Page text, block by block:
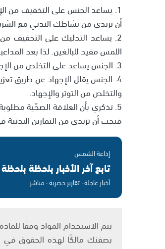
1. يساعد الجنس على التخفيف من
أن تزيدي من نشاطك البدني مع
2. يساعد التدليك على التخفيف
اللمس مفيد للبالغين. لذا بعد
3. الجنس يساعد على التخلص من الإجهاد عن طريق إطلاق الهرمونات الباعثة على الارتياح.
4. الجنس يقلل الإجهاد عن طريق
والتخلص من التوتر والإجهاد.
5. تذكري بأن العلاقة الصحّية
فيجب أن تزيدي من التمارين البدنية
إذاعة الشمس
تابع آخر الأخبار بلحظة بلحظة
أخبار عاجلة · تقارير حصرية · مباشر
بصفتك مالكًا لهذه الحقوق في